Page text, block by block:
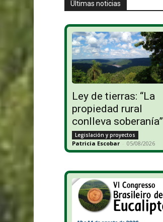
Últimas noticias
Ley de tierras: “La
propiedad rural
conlleva soberanía”
Legislación y proyectos
Patricia Escobar - 05/08/2026